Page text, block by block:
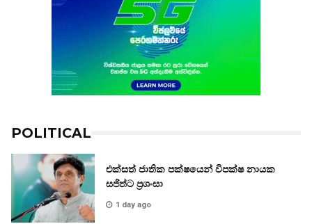
POLITICAL
එක්සත් ජාතික පක්ෂයෙන් විපක්ෂ නායක
සජිත්ට ප්‍රශංසා
1 day ago